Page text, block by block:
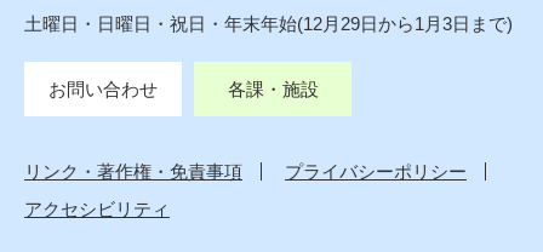
土曜日・日曜日・祝日・年末年始(12月29日から1月3日まで)
お問い合わせ 各課・施設
リンク・著作権・免責事項
プライバシーポリシー
アクセシビリティ